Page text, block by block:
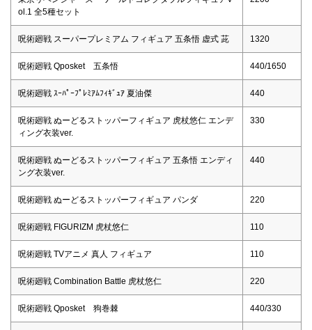
ol.1 全5種セット
呪術廻戦 スーパープレミアム フィギュア 五条悟 虚式 茈 1320
呪術廻戦 Qposket 五条悟 440/1650
呪術廻戦 ｽｰﾊﾟｰﾌﾟﾚﾐｱﾑﾌｨｷﾞｭｱ 夏油傑 440
呪術廻戦 ぬーどるストッパーフィギュア 虎杖悠仁 エンデ
ィング衣装ver.
330
呪術廻戦 ぬーどるストッパーフィギュア 五条悟 エンディ
ング衣装ver.
440
呪術廻戦 ぬーどるストッパーフィギュア パンダ 220
呪術廻戦 FIGURIZM 虎杖悠仁 110
呪術廻戦 TVアニメ 真人 フィギュア 110
呪術廻戦 Combination Battle 虎杖悠仁 220
呪術廻戦 Qposket 狗巻棘 440/330